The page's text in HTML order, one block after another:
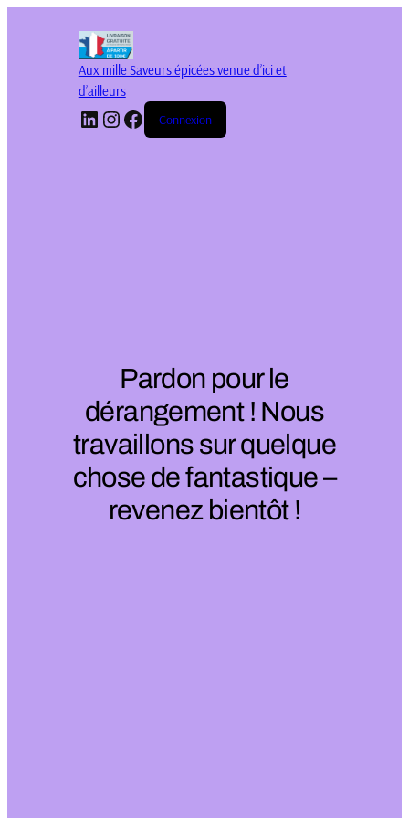
Aux mille Saveurs épicées venue d’ici et
d’ailleurs
LinkedIn
Instagram
Facebook
Connexion
Pardon pour le
dérangement ! Nous
travaillons sur quelque
chose de fantastique –
revenez bientôt !